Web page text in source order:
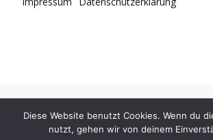
multipurpose Prebuilt Website with a wide
Diese Website benutzt Cookies. Wenn du
nutzt, gehen wir von deinem